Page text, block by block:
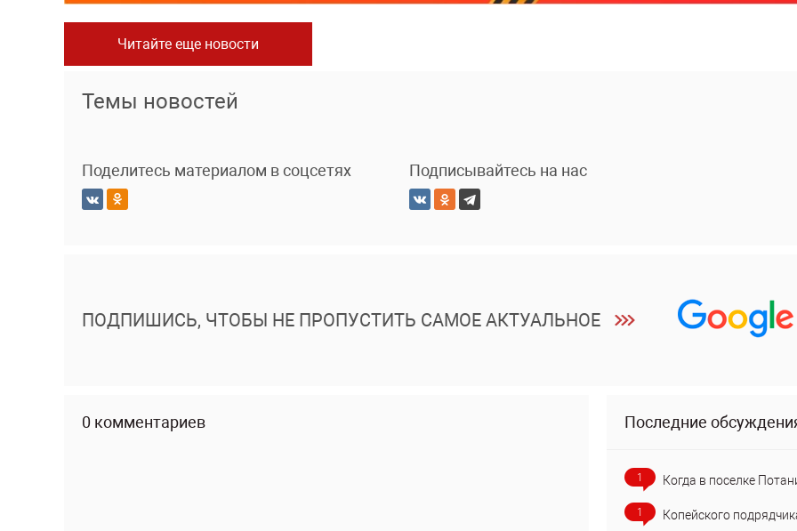
Читайте еще новости
Темы новостей
Поделитесь материалом в соцсетях Подписывайтесь на нас
ПОДПИШИСЬ, ЧТОБЫ НЕ ПРОПУСТИТЬ САМОЕ АКТУАЛЬНОЕ
0 комментариев Последние
1 Когда в поселке
1 Копейского